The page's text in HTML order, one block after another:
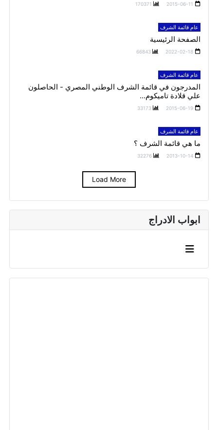
ابواب الادراج
2015-06-11
170371
عام قائمة الشرف
الصفحة الرئيسية
2022-02-18
66843
عام قائمة الشرف
المدرجون في قائمة الشرف الوطني المصري - الحاصلون
علي قلادة تاميكوم...
2015-06-19
33173
عام قائمة الشرف
ما هي قائمة الشرف ؟
2013-10-14
32276
Load More